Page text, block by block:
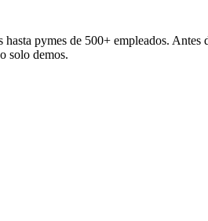
pymes de 500+ empleados.
solo demos.